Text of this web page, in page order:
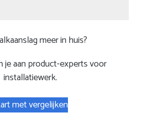
meer in huis?
je aan product-experts voor
installatiewerk.
met vergelijken